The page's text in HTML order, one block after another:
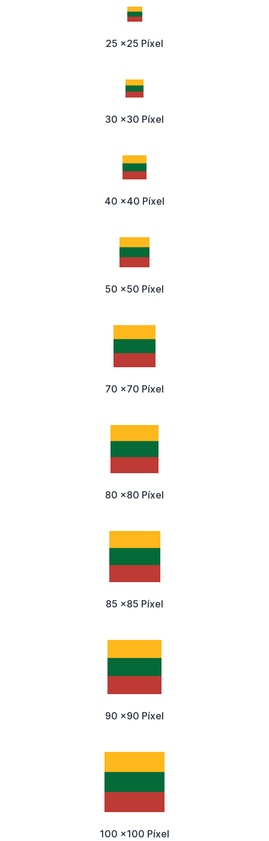
25 x25 Píxel
30 x30 Píxel
40 x40 Píxel
50 x50 Píxel
70 x70 Píxel
80 x80 Píxel
85 x85 Píxel
90 x90 Píxel
100 x100 Píxel